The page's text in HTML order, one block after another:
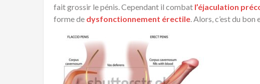
fait grossir le pénis. Cependant il combat l’éjaculation
forme de dysfonctionnement érectile. Alors, c’est du bon